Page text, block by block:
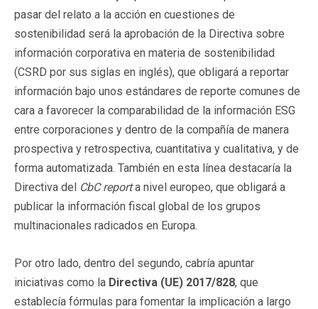
pasar del relato a la acción en cuestiones de
sostenibilidad será la aprobación de la Directiva sobre
información corporativa en materia de sostenibilidad
(CSRD por sus siglas en inglés), que obligará a reportar
información bajo unos estándares de reporte comunes de
cara a favorecer la comparabilidad de la información ESG
entre corporaciones y dentro de la compañía de manera
prospectiva y retrospectiva, cuantitativa y cualitativa, y de
forma automatizada. También en esta línea destacaría la
Directiva del CbC reporta nivel europeo, que obligará a
publicar la información fiscal global de los grupos
multinacionales radicados en Europa.
Por otro lado, dentro del segundo, cabría apuntar
iniciativas como la Directiva (UE) 2017/828, que
establecía fórmulas para fomentar la implicación a largo